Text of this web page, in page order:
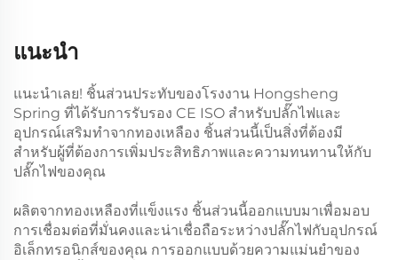
แนะนำ
แนะนำเลย! ชิ้นส่วนประทับของโรงงาน Hongsheng
Spring ที่ได้รับการรับรอง CE ISO สำหรับปลั๊กไฟและ
อุปกรณ์เสริมทำจากทองเหลือง ชิ้นส่วนนี้เป็นสิ่งที่ต้องมี
สำหรับผู้ที่ต้องการเพิ่มประสิทธิภาพและความทนทานให้กับ
ปลั๊กไฟของคุณ
ผลิตจากทองเหลืองที่แข็งแรง ชิ้นส่วนนี้ออกแบบมาเพื่อมอบ
การเชื่อมต่อที่มั่นคงและน่าเชื่อถือระหว่างปลั๊กไฟกับอุปกรณ์
อิเล็กทรอนิกส์ของคุณ การออกแบบด้วยความแม่นยำของ